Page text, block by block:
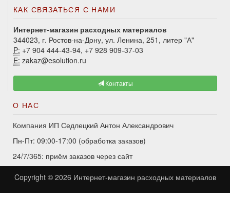
КАК СВЯЗАТЬСЯ С НАМИ
Интернет-магазин расходных материалов
344023, г. Ростов-на-Дону, ул. Ленина, 251, литер "А"
P: +7 904 444-43-94, +7 928 909-37-03
E: zakaz@esolution.ru
Контакты
О НАС
Компания ИП Седлецкий Антон Александрович
Пн-Пт: 09:00-17:00 (обработка заказов)
24/7/365: приём заказов через сайт
Copyright © 2026 Интернет-магазин расходных материалов